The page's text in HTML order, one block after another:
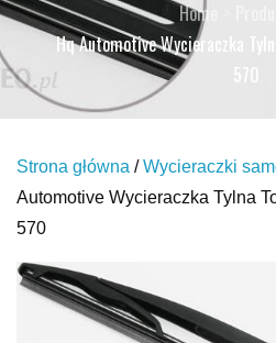
Home
Hq Automotive Wycieraczka
570
Strona główna /Wycieraczki
Automotive Wycieraczka Tylna
570